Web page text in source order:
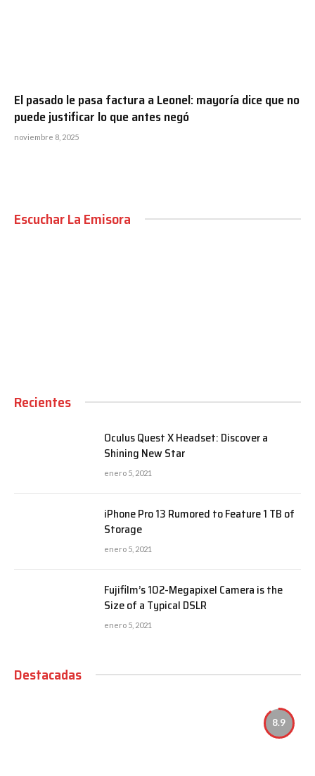
El pasado le pasa factura a Leonel: mayoría dice que no
puede justificar lo que antes negó
noviembre 8, 2025
Escuchar La Emisora
Recientes
Oculus Quest X Headset: Discover a
Shining New Star
enero 5, 2021
iPhone Pro 13 Rumored to Feature 1 TB of
Storage
enero 5, 2021
Fujifilm’s 102-Megapixel Camera is the
Size of a Typical DSLR
enero 5, 2021
Destacadas
8.9